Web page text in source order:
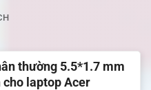
thường 5.5*1.7 mm
cho laptop Acer